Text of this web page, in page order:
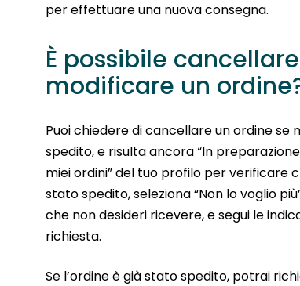
per effettuare una nuova consegna.
È possibile
modificare un
Puoi chiedere di cancellare un ordine se
spedito, e risulta ancora “In
miei ordini” del tuo profilo per verificare
stato spedito, seleziona “Non lo voglio
che non desideri ricevere, e segui le
richiesta.
Se l’ordine è già stato spedito, potrai